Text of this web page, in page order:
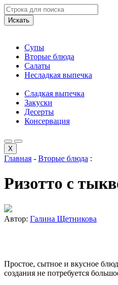
Искать
Супы
Вторые блюда
Салаты
Несладкая выпечка
Сладкая выпечка
Закуски
Десерты
Консервация
X
Главная - Вторые блюда :
Ризотто с
Автор: Галина Щетникова
Простое, сытное и вкусное
создания не потребуется